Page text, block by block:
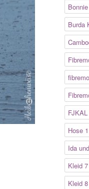
Burda
Hose
Ida
Kleid
Kleid